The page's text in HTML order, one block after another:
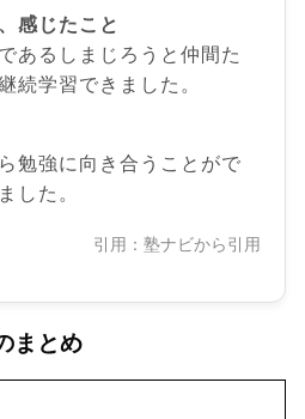
感じたこと
あるしまじろうと仲間た
続学習できました。
勉強に向き合うことがで
した。
引用：塾ナビから引用
まとめ